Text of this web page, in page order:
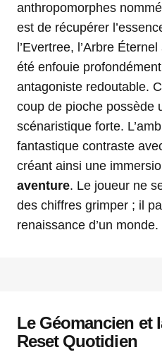
anthropomorphes
est de récupérer
l’Evertree, l’Arbre
été enfouie
antagoniste redoutable.
coup de pioche possède
scénaristique forte.
fantastique contraste
créant ainsi une
aventure. Le joueur ne
des chiffres grimper ; il
renaissance d’un monde.
Le Géomancien et
Reset Quotidien